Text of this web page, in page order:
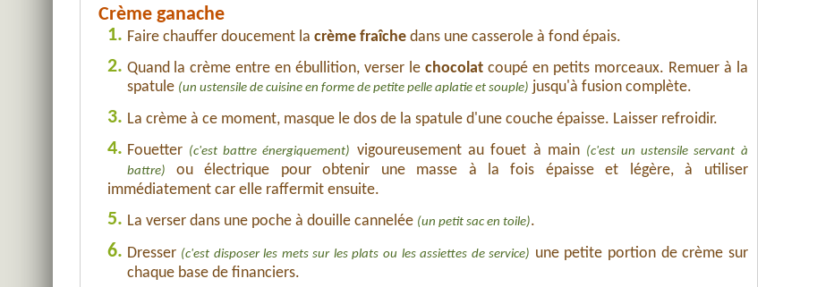
Crème ganache
1. Faire chauffer doucement la crème fraîchedans une casserole à fond épais.
2. Quand la crème entre en ébullition, verser lechocolat coupé en petits morceaux. Remuer à la
spatule (un ustensile de cuisine en forme de petite pelle aplatie et souple) jusqu'à fusion complète.
3. La crème à ce moment, masque le dos de la spatule d'une couche épaisse. Laisser refroidir.
4. Fouetter (c'est battre énergiquement) vigoureusement au fouet à main (c'est un ustensile servant à
battre)
ou électrique pour obtenir une masse à la fois épaisse et légère, à utiliser
immédiatement car elle raffermit ensuite.
5. La verser dans une poche à douille cannelée (un petit sac en toile).
6. Dresser (c'est disposer les mets sur les plats ou les assiettes de service) une petite portion de crème sur
chaque base de financiers.